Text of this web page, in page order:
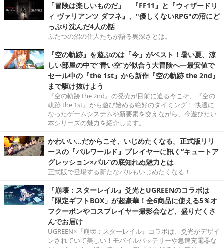
「冒険は楽しいものだ」 ─『FF11』と『ウィザードリ
ィ ヴァリアンツ ダフネ』、"優しくないRPG"の沼にど
っぷり沈んだ4人の話
ふたつの沼の住人たちが語る奥深さとは。
『空の軌跡』を遊ぶのは「今」がベスト！暑い夏、涼
しい部屋の中で“青い空”が似合う大冒険へ―最安値で
セール中の『the 1st』から新作『空の軌跡 the 2nd』
まで駆け抜けよう
『空の軌跡 the 2nd』の発売が目前に迫る今こそ、『空の
軌跡 the 1st』から遊び始める絶好のタイミング！ 快適に
なったゲームシステムや新要素を交えながら、今遊びたい
本シリーズの魅力を紹介します。
かわいい…だからこそ、いじめたくなる。正式版リリ
ースの『パルワールド』プレイヤーに訊く“キュートア
グレッション×パル”の底知れぬ魅力とは
正式版で登場する新たなパルもいじめたくなる！
『崩壊：スターレイル』爻光とUGREENのコラボは
「限定ギフトBOX」が超豪華！全6商品に使える5％オ
フクーポンやコスプレイヤー撮影会など、盛りだくさ
んでお届け
UGREEN×『崩壊：スターレイル』コラボは、爻光がデザイ
ンされていて美しい！モバイルバッテリーや急速充電器な